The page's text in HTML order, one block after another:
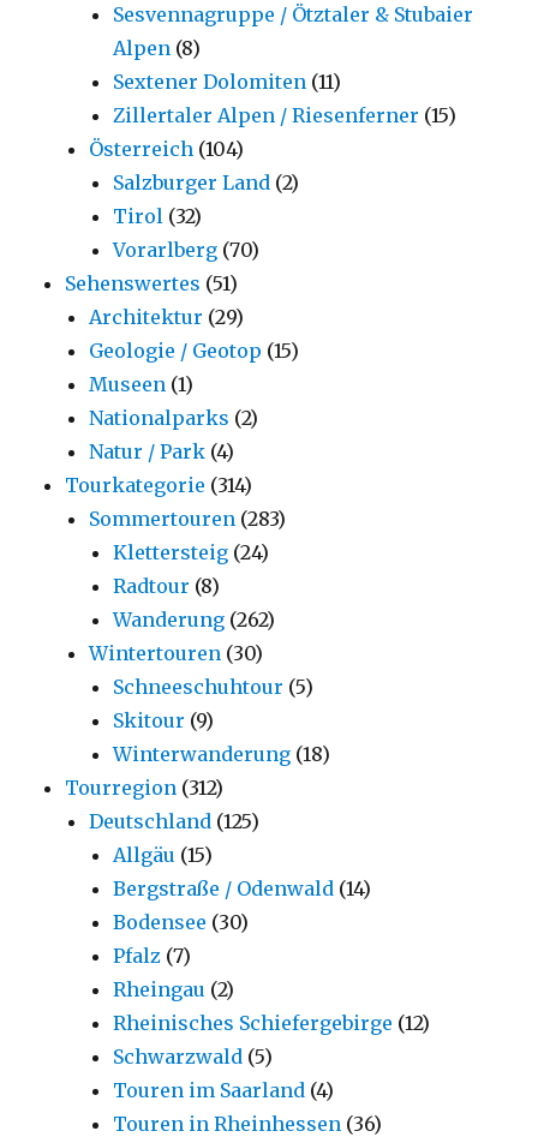
Sesvennagruppe / Ötztaler & Stubaier
Alpen (8)
Sextener Dolomiten (11)
Zillertaler Alpen / Riesenferner (15)
Österreich (104)
Salzburger Land (2)
Tirol (32)
Vorarlberg (70)
Sehenswertes (51)
Architektur (29)
Geologie / Geotop (15)
Museen (1)
Nationalparks (2)
Natur / Park (4)
Tourkategorie (314)
Sommertouren (283)
Klettersteig (24)
Radtour (8)
Wanderung (262)
Wintertouren (30)
Schneeschuhtour (5)
Skitour (9)
Winterwanderung (18)
Tourregion (312)
Deutschland (125)
Allgäu (15)
Bergstraße / Odenwald (14)
Bodensee (30)
Pfalz (7)
Rheingau (2)
Rheinisches Schiefergebirge (12)
Schwarzwald (5)
Touren im Saarland (4)
Touren in Rheinhessen (36)